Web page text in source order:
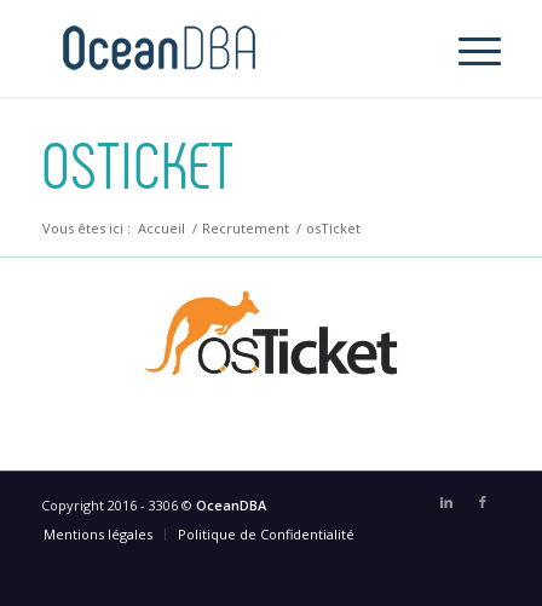
OSTICKET
Vous êtes ici : Accueil / Recrutement / osTicket
Copyright 2016 - 3306 © OceanDBA
Mentions légales
Politique de Confidentialité